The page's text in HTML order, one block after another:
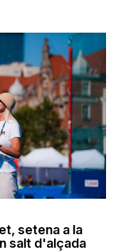
setena a la
salt d'alçada